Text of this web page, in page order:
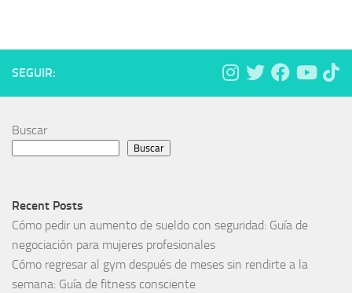
SEGUIR:
Buscar
Buscar
Recent Posts
Cómo pedir un aumento de sueldo con seguridad: Guía de
negociación para mujeres profesionales
Cómo regresar al gym después de meses sin rendirte a la
semana: Guía de fitness consciente